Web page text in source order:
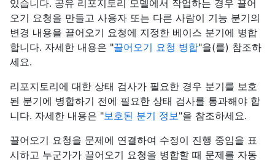
있습니다. 공유 리포지토리 모델에서 작업하는 경우 끌어
오기 요청을 만들고 사용자 또는 다른 사람이 기능 분기의
변경 내용을 끌어오기 요청에 지정한 베이스 분기에 병합
합니다. 자세한 내용은 "끌어오기 요청 병합"을(를) 참조하
세요.
리포지토리에 대한 상태 검사가 필요한 경우 분기를 보호
된 분기에 병합하기 전에 필요한 상태 검사를 통과해야 합
니다. 자세한 내용은 "보호된 분기 정보"을 참조하세요.
끌어오기 요청을 문제에 연결하여 수정이 진행 중임을 표
시하고 누군가가 끌어오기 요청을 병합할 때 문제를 자동